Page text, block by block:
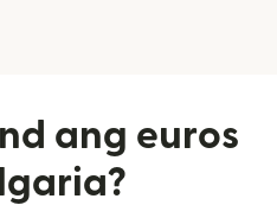
ang euros